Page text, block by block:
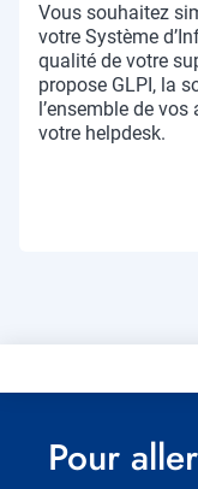
Résumé
Vous souhaitez
votre Système
qualité de votre
propose GLPI, la
l’ensemble de
votre helpdesk.
Pour